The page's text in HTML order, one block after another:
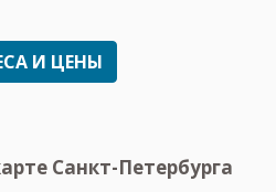
И ЦЕНЫ
Санкт-Петербурга